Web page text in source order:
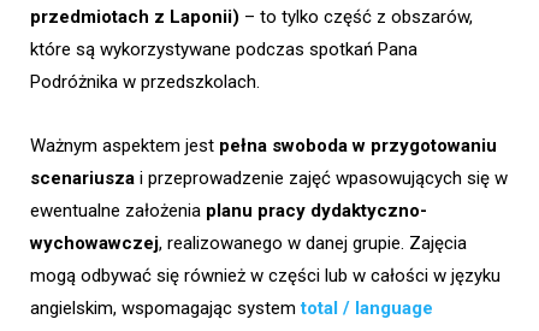
przedmiotach z Laponii) – to tylko część z obszarów,
które są wykorzystywane podczas spotkań Pana
Podróżnika w przedszkolach.
Ważnym aspektem jest pełna swoboda w przygotowaniu
scenariusza i przeprowadzenie zajęć wpasowujących się w
ewentualne założenia planu pracy dydaktyczno-
wychowawczej, realizowanego w danej grupie. Zajęcia
mogą odbywać się również w części lub w całości w języku
angielskim, wspomagając systemtotal / language